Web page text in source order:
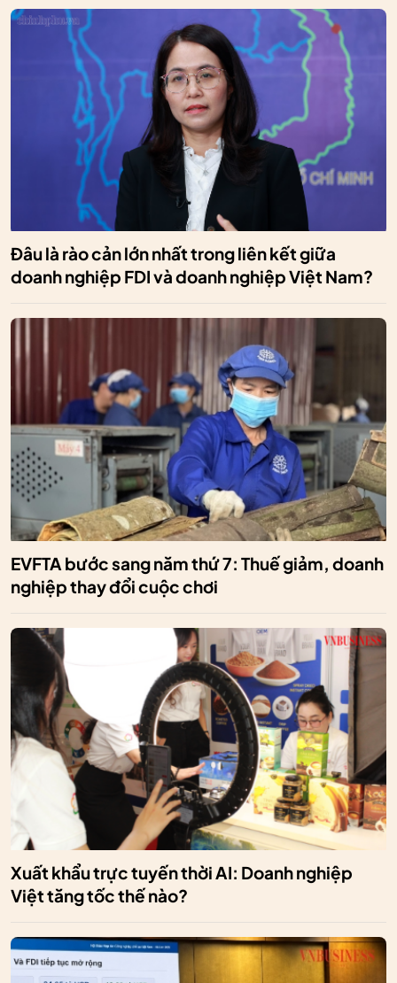
Đâu là rào cản lớn nhất trong liên kết giữa
doanh nghiệp FDI và doanh nghiệp Việt Nam?
EVFTA bước sang năm thứ 7: Thuế giảm, doanh
nghiệp thay đổi cuộc chơi
Xuất khẩu trực tuyến thời AI: Doanh nghiệp
Việt tăng tốc thế nào?